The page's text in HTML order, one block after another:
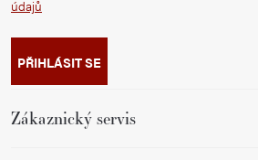
údajů
PŘIHLÁSIT SE
Zákaznický servis